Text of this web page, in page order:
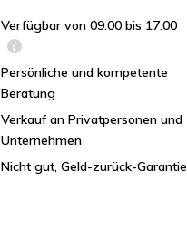
Verfügbar von 09:00 bis 17:00
Persönliche und kompetente
Beratung
Verkauf an Privatpersonen und
Unternehmen
Nicht gut, Geld-zurück-Garantie